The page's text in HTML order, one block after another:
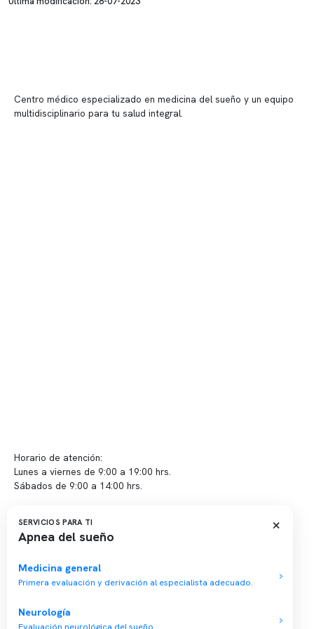
Centro médico especializado en medicina del sueño y un equipo
multidisciplinario para tu salud integral.
Horario de atención:
Lunes a viernes de 9:00 a 19:00 hrs.
Sábados de 9:00 a 14:00 hrs.
Sucursales
📍 Vitacura: Av. Kennedy 5488, Patio Inglés, piso -1, local 003
📍 Providencia: Av. Andrés Bello 2337, local 2
Reserva tu hora
SERVICIOS PARA TI
Apnea del sueño
×
Medicina general
Primera evaluación y derivación al especialista adecuado.
Neurología
Evaluación neurológica del sueño.